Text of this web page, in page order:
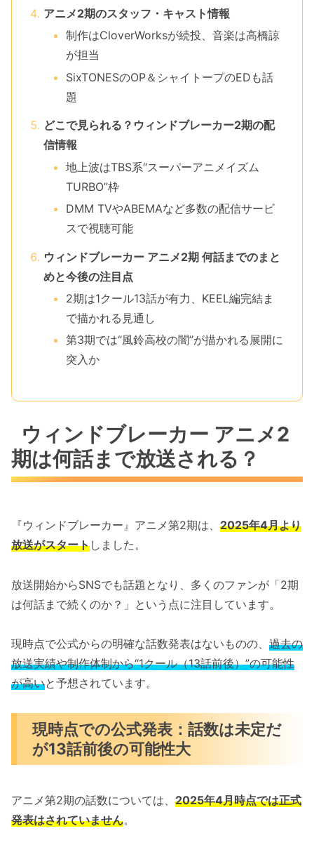
アニメ2期のスタッフ・キャスト情報
制作はCloverWorksが続投、音楽は高橋諒
が担当
SixTONESのOP＆シャイトープのEDも話
題
どこで見られる？ウィンドブレーカー2期の配
信情報
地上波はTBS系“スーパーアニメイズム
TURBO”枠
DMM TVやABEMAなど多数の配信サービ
スで視聴可能
ウィンドブレーカー アニメ2期 何話までのまと
めと今後の注目点
2期は1クール13話が有力、KEEL編完結ま
で描かれる見通し
第3期では“風鈴高校の闇”が描かれる展開に
突入か
ウィンドブレーカー アニメ2
期は何話まで放送される？
『ウィンドブレーカー』アニメ第2期は、 2025年4月より
放送がスタートしました。
放送開始からSNSでも話題となり、多くのファンが「2期
は何話まで続くのか？」という点に注目しています。
現時点で公式からの明確な話数発表はないものの、 過去の
放送実績や制作体制から“1クール（13話前後）”の可能性
が高いと予想されています。
現時点での公式発表：話数は未定だ
が13話前後の可能性大
アニメ第2期の話数については、 2025年4月時点では正式
発表はされていません。